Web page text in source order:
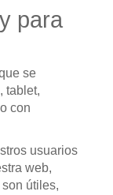
para
se
tablet,
con
usuarios
web,
útiles,